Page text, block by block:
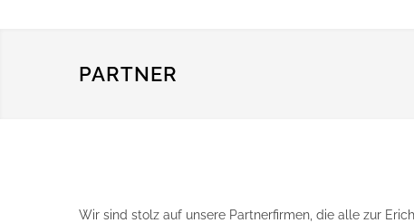
PARTNER
Wir sind stolz auf unsere Partnerfirmen, die alle zur